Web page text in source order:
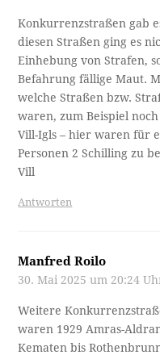
Konkurrenzstraßen gab
diesen Straßen ging es
Einhebung von Strafen,
Befahrung fällige Maut.
welche Straßen bzw.
waren, zum Beispiel
Vill-Igls – hier waren für
Personen 2 Schilling zu
Vill
Antworten
Manfred Roilo
30. Mai 2025 um 20:24
Weitere
waren 1929 Amras-
Kematen bis